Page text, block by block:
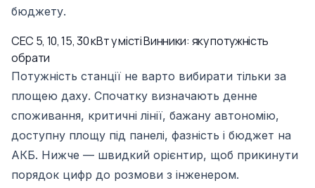
бюджету.
СЕС 5, 10, 15, 30 кВт у місті Винники: яку потужність
обрати
Потужність станції не варто вибирати тільки за
площею даху. Спочатку визначають денне
споживання, критичні лінії, бажану автономію,
доступну площу під панелі, фазність і бюджет на
АКБ. Нижче — швидкий орієнтир, щоб прикинути
порядок цифр до розмови з інженером.